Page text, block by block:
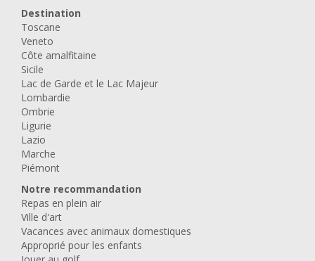
Destination
Toscane
Veneto
Côte amalfitaine
Sicile
Lac de Garde et le Lac Majeur
Lombardie
Ombrie
Ligurie
Lazio
Marche
Piémont
Notre recommandation
Repas en plein air
Ville d'art
Vacances avec animaux domestiques
Approprié pour les enfants